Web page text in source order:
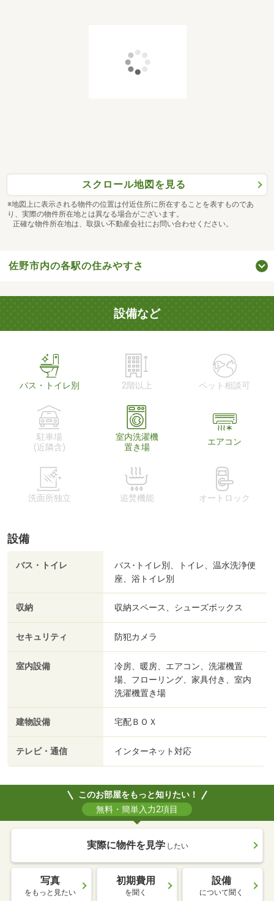
スクロール地図を見る
※地図上に表示される物件の位置は付近住所に所在することを表すものであ
り、実際の物件所在地とは異なる場合がございます。
正確な物件所在地は、取扱い不動産会社にお問い合わせください。
佐野市内の各駅の住みやすさ
設備など
バス・トイレ別 2階以上 ペット相談可
駐車場
(近隣含)
室内洗濯機
置き場
エアコン
洗面所独立 追焚機能 オートロック
設備
バス・トイレ
バス･トイレ別、トイレ、温水洗浄便
座、浴トイレ別
収納 収納スペース、シューズボックス
セキュリティ 防犯カメラ
室内設備
冷房、暖房、エアコン、洗濯機置
場、フローリング、家具付き、室内
洗濯機置き場
建物設備 宅配ＢＯＸ
テレビ・通信 インターネット対応
このお部屋をもっと知りたい！
無料・簡単入力2項目
実際に物件を見学 したい
写真
をもっと見たい
初期費用
を聞く
設備
について聞く